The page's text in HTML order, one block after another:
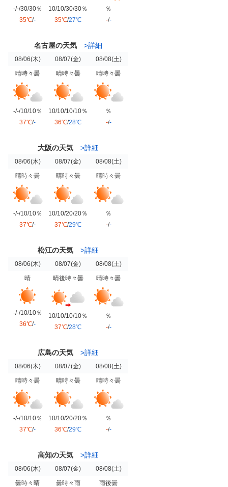
-/-/30/30％
35℃/-
10/10/30/30％
35℃/27℃
％
-/-
名古屋の天気 >詳細
08/06(木) 08/07(金) 08/08(土)
晴時々曇
-/-/10/10％
37℃/-
晴時々曇
10/10/10/10％
36℃/28℃
晴時々曇
％
-/-
大阪の天気 >詳細
08/06(木) 08/07(金) 08/08(土)
晴時々曇
-/-/10/10％
37℃/-
晴時々曇
10/10/20/20％
37℃/29℃
晴時々曇
％
-/-
松江の天気 >詳細
08/06(木) 08/07(金) 08/08(土)
晴
-/-/10/10％
36℃/-
晴後時々曇
10/10/10/10％
37℃/28℃
晴時々曇
％
-/-
広島の天気 >詳細
08/06(木) 08/07(金) 08/08(土)
晴時々曇
-/-/10/10％
37℃/-
晴時々曇
10/10/20/20％
36℃/29℃
晴時々曇
％
-/-
高知の天気 >詳細
08/06(木) 08/07(金) 08/08(土)
曇時々晴
曇時々雨 雨後曇